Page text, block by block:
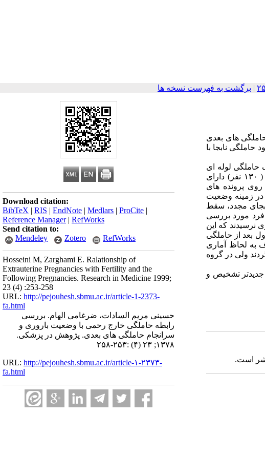
| برگشت به فهرست نسخه ها
Download citation:
BibTeX | RIS | EndNote | Medlars | ProCite |
Reference Manager| RefWorks
Send citation to:
Mendeley
Zotero RefWorks
Hosseini M, Zarghami E. Ralationship of
Extrauterine Pregnancies with Fertility and the
Following Pregnancies. Research in Medicine 1999;
23 (4) :253-258
URL: http://pejouhesh.sbmu.ac.ir/article-1-2373-
fa.html
حسینی مریم السادات، ضرغامی الهام. بررسی
رابطه حاملگی خارج رحمی با وضعیت باروری و
سرانجام حاملگی های بعدی. پژوهش در پزشکی.
۱۳۷۸; ۲۳ (۴) :۲۵۳-۲۵۸
URL: http://pejouhesh.sbmu.ac.ir/article-۱-۲۳۷۳-
fa.html
های بعدی
نابجا با
پاتولوژیک حاملگی لوله ای
که تحت عمل جراحی رادیکال قرار گرفته و پس از عمل، تمایل به حاملگی داشتند و دسترسی به آنان مقدور بود، گروه شاهد ( ۱۳۰ نفر) دارای
پرونده های
در زمینه وضعیت
مجدد، سقط
و فراموش شده اطلاعات لازم کسب گردید و نتایج با آزمون های مختلف مورد قضاوت آماری قرار گرفتند از ۲۶۰ فرد مورد بررسی
ها به باروری نرسیدند که این
نمونه ها در سال اول بعد از حاملگی
در گروه شاهد ۶۵/۴ درصد بود که این اختلاف به لحاظ آماری
ولی در گروه
جدیدتر تشخیص و
است.